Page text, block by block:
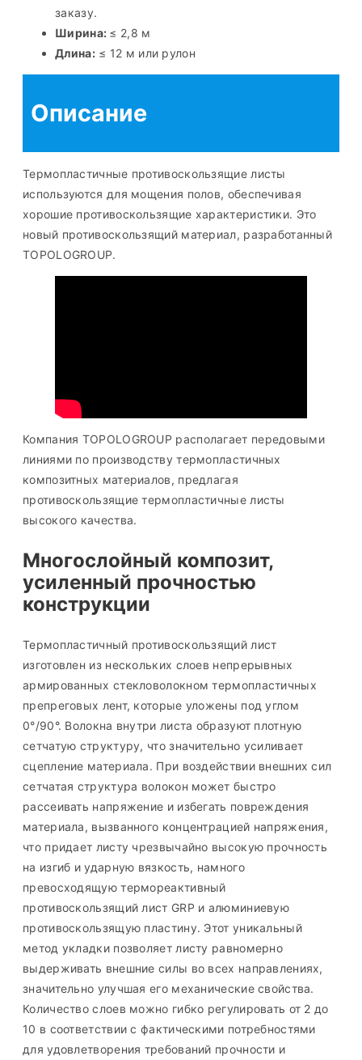
заказу.
Ширина: ≤ 2,8 м
Длина:≤ 12 м или рулон
Описание
Термопластичные противоскользящие листы
используются для мощения полов, обеспечивая
хорошие противоскользящие характеристики. Это
новый противоскользящий материал, разработанный
TOPOLOGROUP.
Компания TOPOLOGROUP располагает передовыми
линиями по производству термопластичных
композитных материалов, предлагая
противоскользящие термопластичные листы
высокого качества.
Многослойный композит,
усиленный прочностью
конструкции
Термопластичный противоскользящий лист
изготовлен из нескольких слоев непрерывных
армированных стекловолокном термопластичных
препреговых лент, которые уложены под углом
0°/90°. Волокна внутри листа образуют плотную
сетчатую структуру, что значительно усиливает
сцепление материала. При воздействии внешних сил
сетчатая структура волокон может быстро
рассеивать напряжение и избегать повреждения
материала, вызванного концентрацией напряжения,
что придает листу чрезвычайно высокую прочность
на изгиб и ударную вязкость, намного
превосходящую термореактивный
противоскользящий лист GRP и алюминиевую
противоскользящую пластину. Этот уникальный
метод укладки позволяет листу равномерно
выдерживать внешние силы во всех направлениях,
значительно улучшая его механические свойства.
Количество слоев можно гибко регулировать от 2 до
10 в соответствии с фактическими потребностями
для удовлетворения требований прочности и